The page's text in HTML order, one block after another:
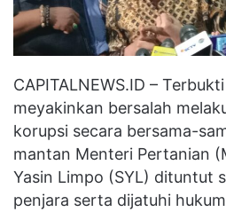
CAPITALNEWS.ID –
meyakinkan bersalah
korupsi secara bersama-
mantan Menteri Pertanian
Yasin Limpo (SYL) dituntut
penjara serta dijatuhi